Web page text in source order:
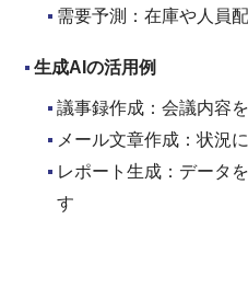
需要予測：在庫や人員
生成AI の活用例
議事録作成：会議内容
メール文章作成：状況
レポート生成：データ
す